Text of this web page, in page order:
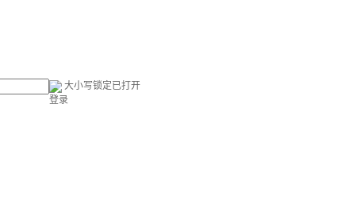
大小写锁定已打开
登录